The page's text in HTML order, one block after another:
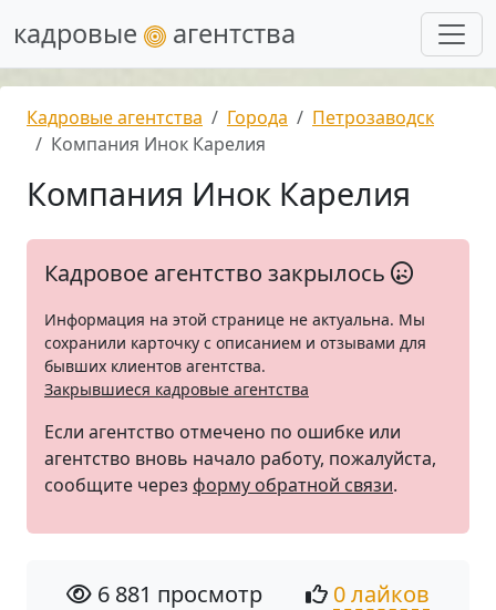
кадровые агентства
Кадровые агентства Города
Петрозаводск
Компания Инок Карелия
Компания Инок Карелия
Кадровое агентство закрылось
Информация на этой странице не актуальна. Мы
сохранили карточку с описанием и отзывами для
бывших клиентов агентства.
Закрывшиеся кадровые агентства
Если агентство отмечено по ошибке или
агентство вновь начало работу, пожалуйста,
сообщите через форму обратной связи.
6 881 просмотр
0 лайков